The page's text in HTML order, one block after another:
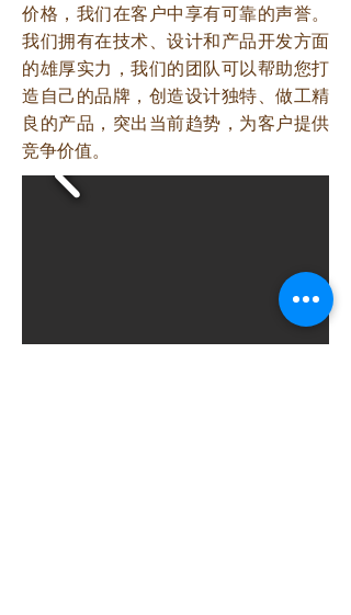
价格，我们在客户中享有可靠的声誉。
我们拥有在技术、设计和产品开发方面
的雄厚实力，我们的团队可以帮助您打
造自己的品牌，创造设计独特、做工精
良的产品，突出当前趋势，为客户提供
竞争价值。